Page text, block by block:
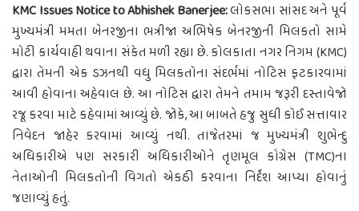
KMC Issues Notice to Abhishek Banerjee:લોકસભા સાંસદ અને પૂર્વ
મુખ્યમંત્રી મમતા બેનરજીના ભત્રીજા અભિષેક બેનરજીની મિલકતો સામે
મોટી કાર્યવાહી થવાના સંકેત મળી રહ્યા છે. કોલકાતા નગર નિગમ (KMC)
દ્વારા તેમની એક ડઝનથી વધુ મિલકતોના સંદર્ભમાં નોટિસ ફટકારવામાં
આવી હોવાના અહેવાલ છે. આ નોટિસ દ્વારા તેમને તમામ જરૂરી દસ્તાવેજો
રજૂ કરવા માટે કહેવામાં આવ્યું છે. જોકે, આ બાબતે હજુ સુધી કોઈ સત્તાવાર
નિવેદન જાહેર કરવામાં આવ્યું નથી. તાજેતરમાં જ મુખ્યમંત્રી શુભેન્દુ
અધિકારીએ પણ સરકારી અધિકારીઓને તૃણમૂલ કોંગ્રેસ (TMC)ના
નેતાઓની મિલકતોની વિગતો એકઠી કરવાના નિર્દેશ આપ્યા હોવાનું
જણાવ્યું હતું.